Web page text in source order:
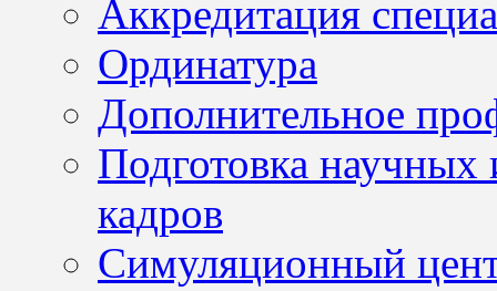
Аккредитация
Ординатура
Дополнительное
Подготовка научных
кадров
Симуляционный